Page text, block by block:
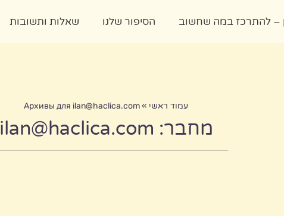
– להתרכז במה שחשוב הסיפור שלנו שאלות ותשובות
עמוד ראשי »
Архивы для ilan@haclica.com
מחבר: ilan@haclica.com